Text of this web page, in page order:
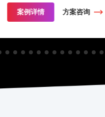
案例详情 方案咨询